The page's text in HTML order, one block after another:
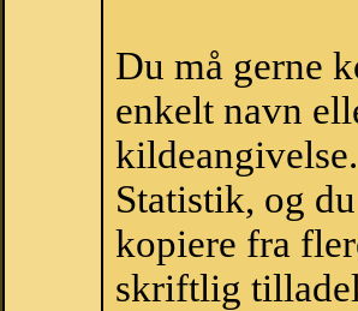
Du må gerne
enkelt navn
Statistik, og
kopiere fra
skriftlig